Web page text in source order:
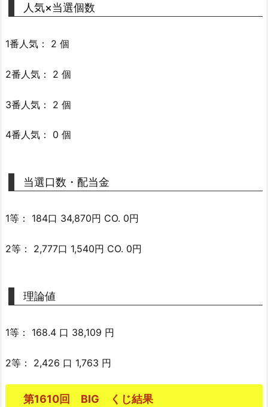
人気×当選個数
1番人気： 2 個
2番人気： 2 個
3番人気： 2 個
4番人気： 0 個
当選口数・配当金
1等： 184口 34,870円 CO. 0円
2等： 2,777口 1,540円 CO. 0円
理論値
1等： 168.4 口 38,109 円
2等： 2,426 口 1,763 円
第1610回 BIG くじ結果